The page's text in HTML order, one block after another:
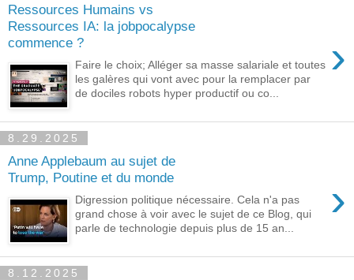
Ressources Humains vs
Ressources IA: la jobpocalypse
commence ?
›
Faire le choix; Alléger sa masse salariale et toutes
les galères qui vont avec pour la remplacer par
de dociles robots hyper productif ou co...
8.29.2025
Anne Applebaum au sujet de
Trump, Poutine et du monde
›
Digression politique nécessaire. Cela n'a pas
grand chose à voir avec le sujet de ce Blog, qui
parle de technologie depuis plus de 15 an...
8.12.2025